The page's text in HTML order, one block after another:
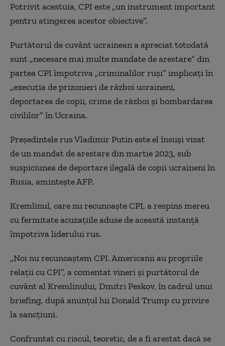
Potrivit acestuia, CPI este „un instrument important
pentru atingerea acestor obiective”.
Purtătorul de cuvânt ucrainean a apreciat totodată
sunt „necesare mai multe mandate de arestare” din
partea CPI împotriva „criminalilor ruşi” implicaţi în
„execuţia de prizonieri de război ucraineni,
deportarea de copii, crime de război şi bombardarea
civililor” în Ucraina.
Preşedintele rus Vladimir Putin este el însuşi vizat
de un mandat de arestare din martie 2023, sub
suspiciunea de deportare ilegală de copii ucraineni în
Rusia, aminteşte AFP.
Kremlinul, care nu recunoaşte CPI, a respins mereu
cu fermitate acuzaţiile aduse de această instanţă
împotriva liderului rus.
„Noi nu recunoaştem CPI. Americanii au propriile
relaţii cu CPI”, a comentat vineri şi purtătorul de
cuvânt al Kremlinului, Dmitri Peskov, în cadrul unui
briefing, după anunţul lui Donald Trump cu privire
la sancţiuni.
Confruntat cu riscul, teoretic, de a fi arestat dacă se